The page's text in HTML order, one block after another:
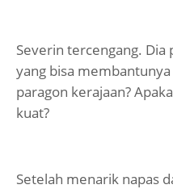
Severin tercengang.
yang bisa
paragon kerajaan?
kuat?
Setelah menarik napas